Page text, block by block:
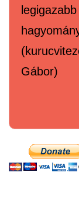
Gábor)